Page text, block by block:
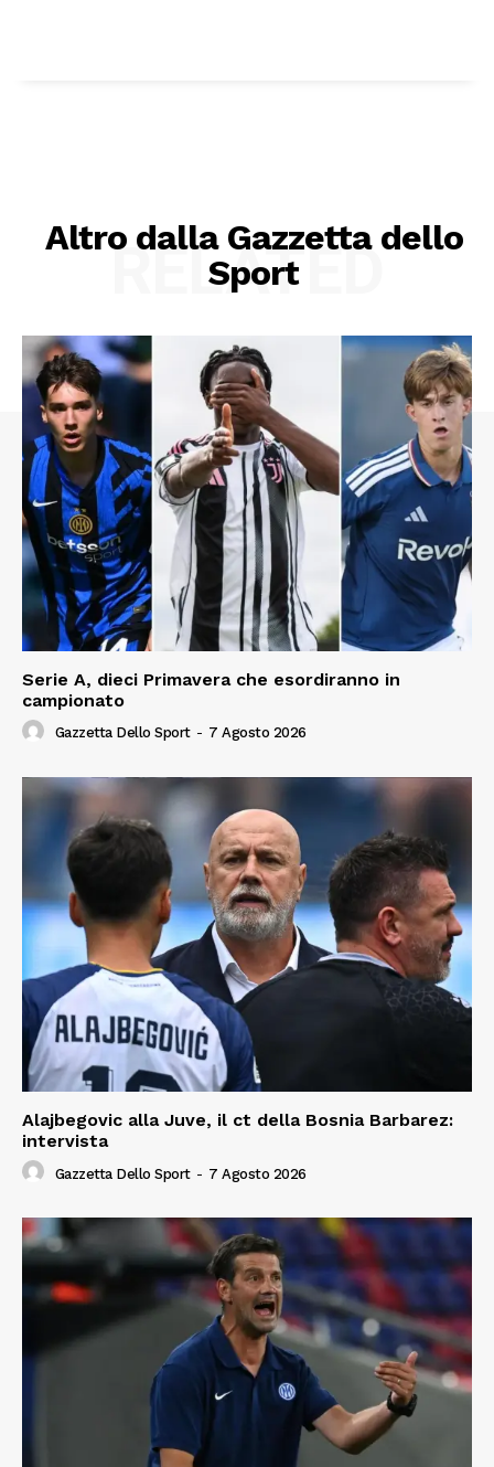
Altro dalla Gazzetta dello
Sport
RELATED
Serie A, dieci Primavera che esordiranno in
campionato
Gazzetta Dello Sport - 7 Agosto 2026
Alajbegovic alla Juve, il ct della Bosnia Barbarez:
intervista
Gazzetta Dello Sport - 7 Agosto 2026